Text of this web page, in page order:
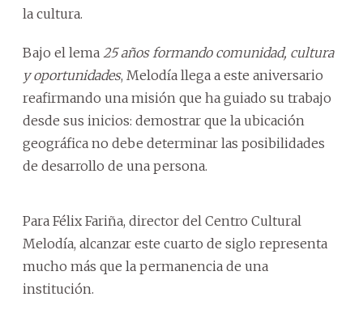
la cultura.
Bajo el lema 25 años formando comunidad, cultura
y oportunidades, Melodía llega a este aniversario
reafirmando una misión que ha guiado su trabajo
desde sus inicios: demostrar que la ubicación
geográfica no debe determinar las posibilidades
de desarrollo de una persona.
Para Félix Fariña, director del Centro Cultural
Melodía, alcanzar este cuarto de siglo representa
mucho más que la permanencia de una
institución.